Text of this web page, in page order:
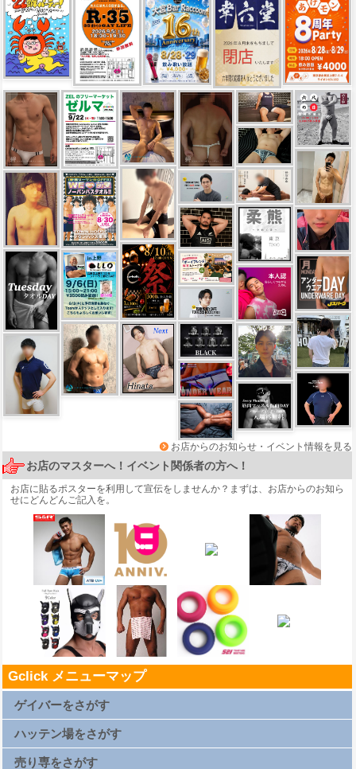
お店からのお知らせ・イベント情報を見る
お店のマスターへ！イベント関係者の方へ！
お店に貼るポスターを利用して宣伝をしませんか？まずは、 お店からのお知ら
せにどんどんご記入を。
Gclick メニューマップ
ゲイバーをさがす
札幌ゲイバー一覧
上野ゲイバー一覧
新橋ゲイバー一覧
ハッテン場をさがす
札幌ハッテン場一覧
売り専をさがす